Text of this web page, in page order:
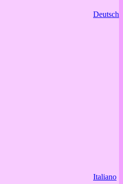
Deutsch
Italiano